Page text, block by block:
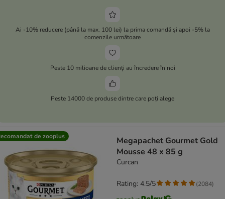
Ai -10% reducere (până la max. 100 lei) la prima comandă și apoi -5% la
comenzile următoare
Peste 10 milioane de clienți au încredere în noi
Peste 14000 de produse dintre care poți alege
de zooplus
Megapachet Gourmet Gold
Mousse 48 x 85 g
Curcan
Rating: 4.5/5 (2084)